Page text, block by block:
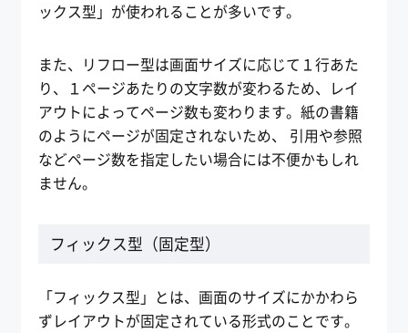
ックス型」が使われることが多いです。
また、リフロー型は画面サイズに応じて１行あた
り、１ページあたりの文字数が変わるため、レイ
アウトによってページ数も変わります。紙の書籍
のようにページが固定されないため、 引用や参照
などページ数を指定したい場合には不便かもしれ
ません。
フィックス型（固定型）
「フィックス型」とは、画面のサイズにかかわら
ずレイアウトが固定されている形式のことです。